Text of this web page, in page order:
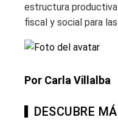
estructura
fiscal y social para
Por Carla Villalba
DESCUBRE